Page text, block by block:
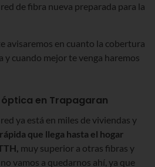
de fibra nueva preparada para la
avisaremos en cuanto la cobertura
y cuando mejor te venga haremos
en Trapagaran
ya está en miles de viviendas y
que llega hasta el hogar
muy superior a otras fibras y
vamos a quedarnos ahí, ya que